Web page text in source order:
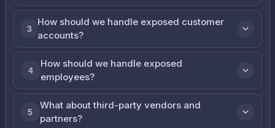
3
How should we handle exposed customer
accounts?
4
How should we handle exposed
employees?
5
What about third-party vendors and
partners?